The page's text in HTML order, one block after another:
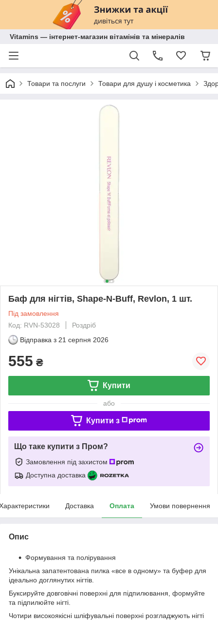
Vitamins — інтернет-магазин вітамінів та мінералів
Товари та послуги Товари для душу і косметика
Баф для нігтів, Shape-N-Buff, Revlon, 1 шт.
Під замовлення
Код: RVN-53028
Роздріб
Відправка з 21 серпня 2026
555 ₴
Купити
або
Купити з
Що таке купити з Пром?
Замовлення під захистом
Доступна доставка
Доставка Оплата Умови повернення
Опис
Формування та полірування
Унікальна запатентована пилка «все в одному» та буфер для
ідеально доглянутих нігтів.
Буксируйте довговічні поверхні для підпилювання, формуйте
та підпилюйте нігті.
Чотири високоякісні шліфувальні поверхні розгладжують нігті